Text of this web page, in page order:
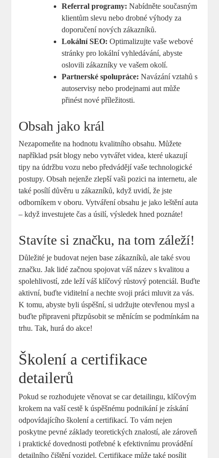
Referral programy: Nabídněte současným​
klientům slevu nebo drobné ⁤výhody za
doporučení nových zákazníků.
Lokální SEO: Optimalizujte⁣ vaše webové
stránky⁣ pro‌ lokální vyhledávání, abyste
oslovili zákazníky ⁢ve ‌vašem okolí.
Partnerské spolupráce: Navázání vztahů s ​
autoservisy nebo⁣ prodejnami aut může
přinést ‌nové příležitosti.
Obsah jako král
Nezapomeňte na hodnotu kvalitního obsahu.⁣ Můžete
například psát blogy ⁢nebo⁤ vytvářet videa, které ukazují
tipy ‌na údržbu vozu nebo předvádějí vaše technologické
postupy. Obsah ‌nejenže zlepší vaši pozici ⁢na internetu, ‍ale
⁢také posílí důvěru u zákazníků,​ když uvidí, že jste
odborníkem v oboru. Vytváření obsahu je jako leštění auta
– ‍když investujete čas a úsilí, výsledek hned poznáte!
Stavíte ‌si značku, na tom záleží!
Důležité je budovat‌ nejen base zákazníků, ale také svou
značku. Jak lidé začnou spojovat váš název s kvalitou a
‌spolehlivostí, zde‌ leží váš klíčový růstový ⁤potenciál. Buďte
aktivní, buďte ‌viditelní a ⁤nechte⁣ svoji práci⁢ mluvit za vás.
K tomu, abyste byli úspěšní, si⁢ udržujte otevřenou mysl ⁢a
buďte připraveni přizpůsobit se ​měnícím⁤ se podmínkám na
trhu. Tak, hurá do akce!
Školení a⁣ certifikace
detailerů
Pokud⁣ se rozhodujete věnovat se car ⁢detailingu, klíčovým
krokem na vaší cestě k úspěšnému‌ podnikání je získání
odpovídajícího školení ​a ‌certifikací. To vám nejen
⁢poskytne pevné základy teoretických znalostí, ale zároveň‍
i praktické​ dovednosti potřebné k efektivnímu provádění
⁢detailního čištění vozidel. Certifikace může také posílit⁢